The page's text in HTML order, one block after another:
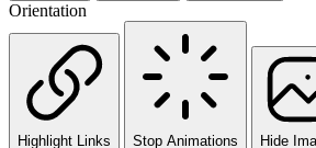
Orientation
Highlight Links Stop Animations Hide